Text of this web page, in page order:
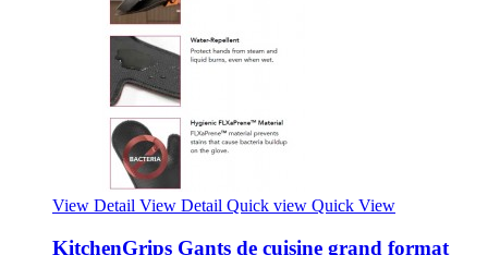
View Detail View Detail Quick view Quick View
KitchenGrips Gants de cuisine grand format